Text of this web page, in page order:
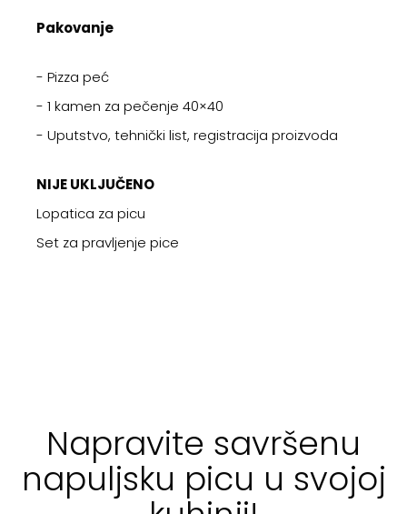
Pakovanje
- Pizza peć
- 1 kamen za pečenje 40×40
- Uputstvo, tehnički list, registracija proizvoda
NIJE UKLJUČENO
Lopatica za picu
Set za pravljenje pice
Napravite savršenu
napuljsku picu u svojoj